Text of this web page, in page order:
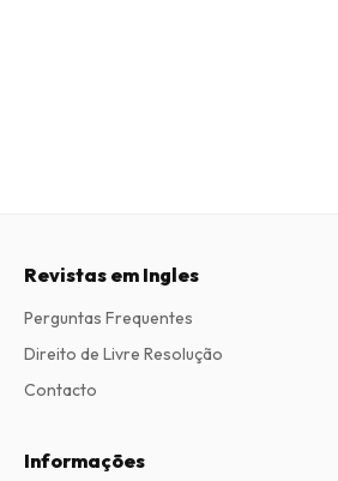
Revistas em Ingles
Perguntas Frequentes
Direito de Livre Resolução
Contacto
Informações